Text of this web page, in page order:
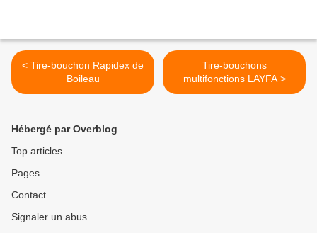
< Tire-bouchon Rapidex de
Boileau
Tire-bouchons
multifonctions LAYFA >
Hébergé par Overblog
Top articles
Pages
Contact
Signaler un abus